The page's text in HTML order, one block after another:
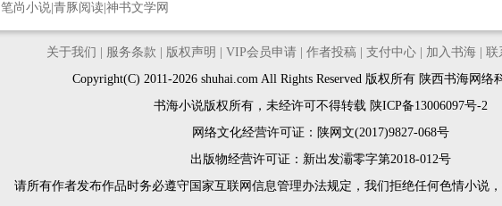
笔尚小说 青豚阅读 神书文学网
关于我们 服务条款 版权声明 VIP会员申请| 作者投稿| 支付中心| 加入书海| 联
Copyright(C) 2011-2026 shuhai.com All Rights Reserved 版权所有 陕西书海网络
书海小说版权所有，未经许可不得转载 陕ICP备13006097号-2
网络文化经营许可证：陕网文(2017)9827-068号
出版物经营许可证：新出发灞零字第2018-012号
请所有作者发布作品时务必遵守国家互联网信息管理办法规定，我们拒绝任何色情小说